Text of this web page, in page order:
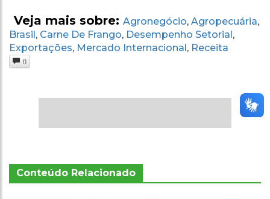
Veja mais sobre: Agronegócio, Agropecuária,
Brasil , Carne De Frango, Desempenho Setorial ,
Exportações, Mercado Internacional , Receita
0
Conteúdo Relacionado